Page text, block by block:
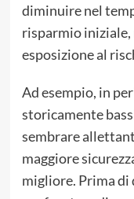
diminuire nel
risparmio iniziale,
esposizione al
Ad esempio, in
storicamente
sembrare
maggiore
migliore. Prima di